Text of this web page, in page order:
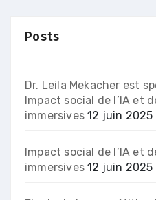
Posts
Dr. Leila Mekacher est
Impact social de l’IA et
immersives 12 juin 2025
Impact social de l’IA et
immersives 12 juin 2025